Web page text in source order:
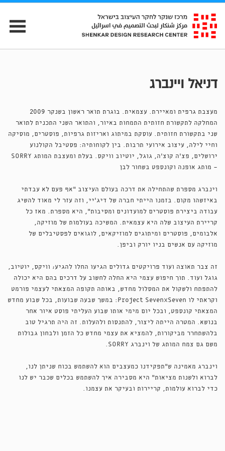
דניאל ויינברג
מעצבת גרפית ומאיירת. עצמאית. בוגרת תואר ראשון בשנקר 2009
המחלקה לתקשורת חזותית התמחות באיור, והתואר השני התכנית לתואר
שני בתקשורת חזותית. עוסקת במיתוג ואריזות גרפיות, פוסטרים, מוסיקה
וחיי לילה, עיצוב אירועי תרבות. בין לקוחותיה: פסטיבל הקולנוע
ירושלים, פצ׳ה קוצ׳ה, גוגל, יוטיוב וויקס. בעלת ומעצבת המותג SORRY
- מותג אופנה וקונספט בשחור לבן
וינברג מספרת שהתחילה את דרכה בעולם העיצוב "אף פעם לא עבדתי
באיזשהו מקום. בזמנו הייתי חברה של דיג'יי, וזה עזר לי מאוד להשיג
עבודה ביצירת פוסטרים למועדונים ומסיבות", היא מספרת. מאז כל
קריירת העיצוב שלה היא עצמאית. המשיכה בעולמות של מוזיקה,
אלבומים, פוסטרים ומיתוגים למוזיקאים, לוגואים לפסטיבלים של
מוזיקה עם אנשים בניו יורק וביפן.
זה צבר תאוצה ועוד פרויקטים גדולים הגיעו החלו להגיע; וויקס, יוטיוב,
גוגל ועוד. תוך חיפוש עצמי היא החלה לחשוב על דרכים בהם היא יכולה
להתפתח ולשקול את המסלול מחדש, באותה תקופה המצאתי לעצמי פורמט
וקראתי לו Project SevenXSeven: במשך שבעה שבועות, בכל שבוע מחדש
המצאתי קונספט, ובכל יום מימי אותו שבוע העליתי פוסט איור אחר
בנושא. המטרה הייתה ליצור, להתנסות ולהעלות. זה היה תרגיל טוב
בלהשתחרר מביקורות, להמציא את עצמי מחדש כל הזמן ולבחון גבולות
משם גם צמח המותג של וינברג SORRY.
וינברג מאמינה ש״תפקידנו כמעצבים הוא להשתמש בכוח שניתן לנו,
לברוא ולשנות מציאות״ היא מסבירה איך להשתמש בכלים שכבר יש לנו
כדי לברוא עולמות, קריירות ובעיקר את עצמנו.